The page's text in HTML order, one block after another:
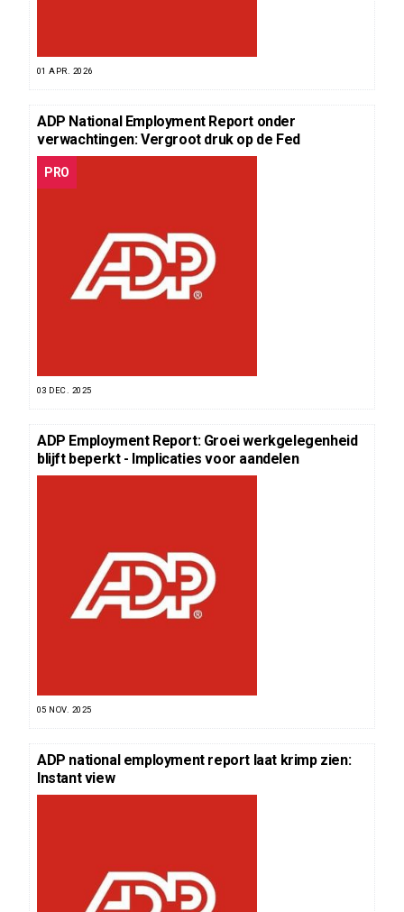
01 APR. 2026
ADP National Employment Report onder
verwachtingen: Vergroot druk op de Fed
PRO
03 DEC. 2025
ADP Employment Report: Groei werkgelegenheid
blijft beperkt - Implicaties voor aandelen
05 NOV. 2025
ADP national employment report laat krimp zien:
Instant view